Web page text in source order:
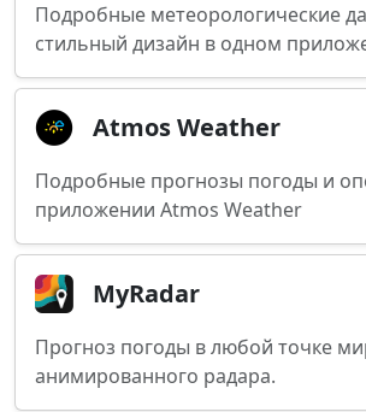
Подробные метеорологические
стильный дизайн в одном
Atmos Weather
Подробные прогнозы погоды и
приложении Atmos Weather
MyRadar
Прогноз погоды в любой точке
анимированного радара.